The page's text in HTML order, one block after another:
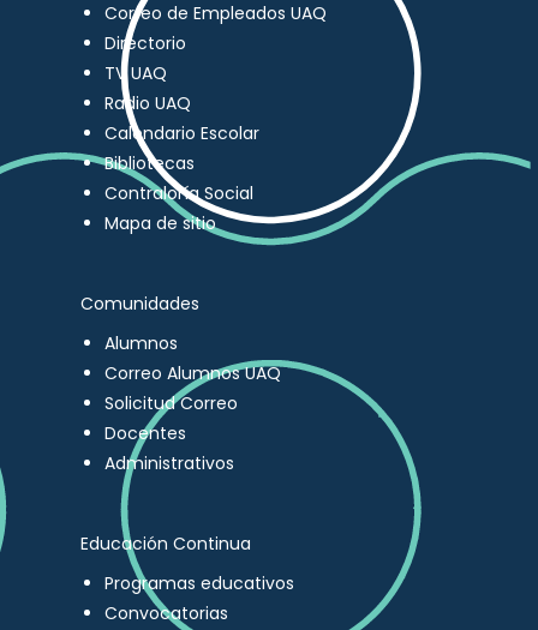
Correo de Empleados UAQ
Directorio
TV UAQ
Radio UAQ
Calendario Escolar
Bibliotecas
Contraloría Social
Mapa de sitio
Comunidades
Alumnos
Correo Alumnos UAQ
Solicitud Correo
Docentes
Administrativos
Educación Continua
Programas educativos
Convocatorias